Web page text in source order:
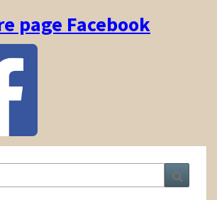
page Facebook